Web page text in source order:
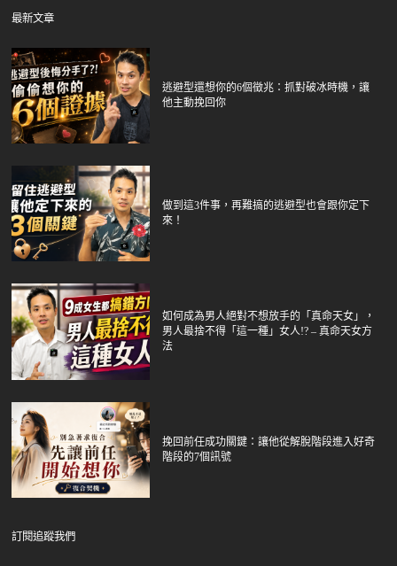
最新文章
逃避型還想你的6個徵兆：抓對破冰時機，讓
他主動挽回你
做到這3件事，再難搞的逃避型也會跟你定下
來！
如何成為男人絕對不想放手的「真命天女」，
男人最捨不得「這一種」女人!? – 真命天女方
法
挽回前任成功關鍵：讓他從解脫階段進入好奇
階段的7個訊號
訂閱追蹤我們